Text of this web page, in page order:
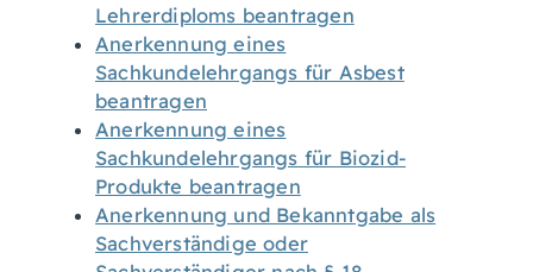
Lehrerdiploms beantragen
Anerkennung eines
Sachkundelehrgangs für Asbest
beantragen
Anerkennung eines
Sachkundelehrgangs für Biozid-
Produkte beantragen
Anerkennung und Bekanntgabe als
Sachverständige oder